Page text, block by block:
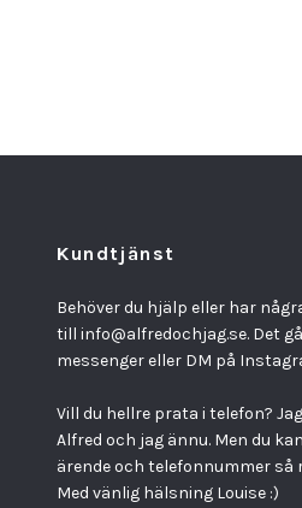
Kundtjänst
Behöver du hjälp eller har
till info@alfredochjag.se. Det
messenger eller DM på
Vill du hellre prata i telefon?
Alfred och jag ännu. Men du
ärende och telefonnummer så
Med vänlig hälsning Louise :)